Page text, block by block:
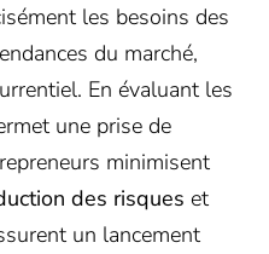
les besoins des
du marché,
En évaluant les
une prise de
minimisent
des risques et
un lancement